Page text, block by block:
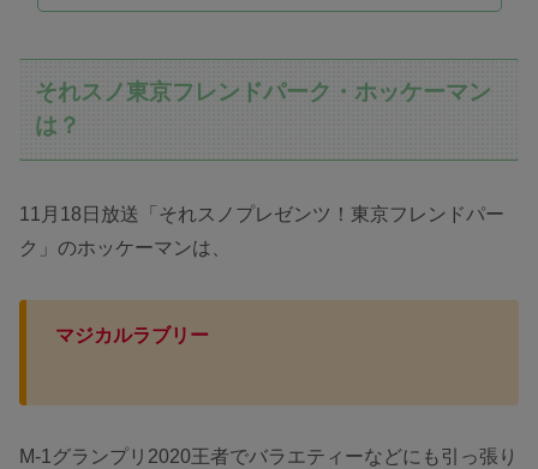
それスノ東京フレンドパーク・ホッケーマン
は？
11月18日放送「それスノプレゼンツ！東京フレンドパー
ク」のホッケーマンは、
マジカルラブリー
M-1グランプリ2020王者でバラエティーなどにも引っ張り